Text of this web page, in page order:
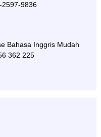
2597-9836
Bahasa Inggris Mudah
362 225